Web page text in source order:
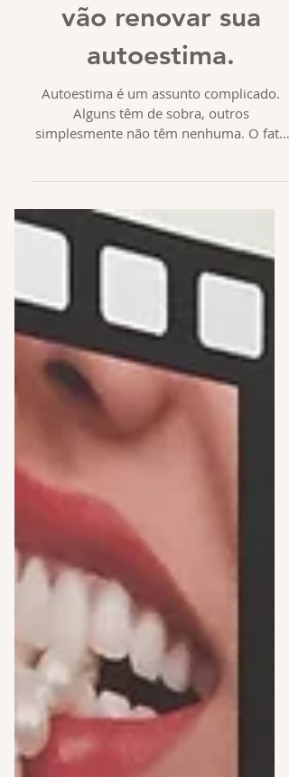
odontológicos que
vão renovar sua
autoestima.
Autoestima é um assunto complicado.
simplesmente não têm nenhuma. O fato